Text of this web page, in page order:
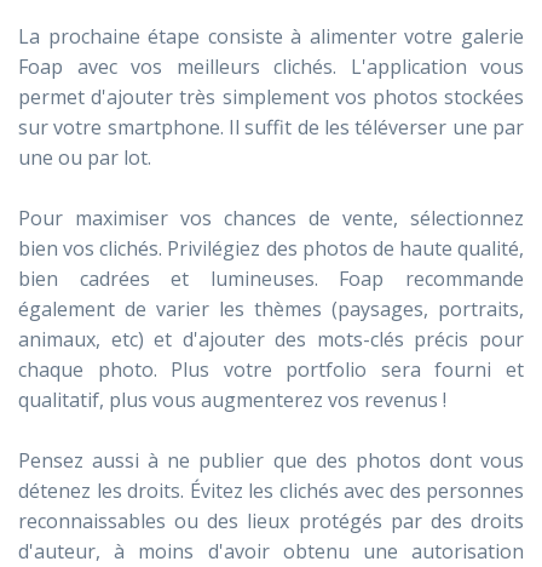
La prochaine étape consiste à alimenter votre galerie
Foap avec vos meilleurs clichés. L'application vous
permet d'ajouter très simplement vos photos stockées
sur votre smartphone. Il suffit de les téléverser une par
une ou par lot.
Pour maximiser vos chances de vente, sélectionnez
bien vos clichés. Privilégiez des photos de haute qualité,
bien cadrées et lumineuses. Foap recommande
également de varier les thèmes (paysages, portraits,
animaux, etc) et d'ajouter des mots-clés précis pour
chaque photo. Plus votre portfolio sera fourni et
qualitatif, plus vous augmenterez vos revenus !
Pensez aussi à ne publier que des photos dont vous
détenez les droits. Évitez les clichés avec des personnes
reconnaissables ou des lieux protégés par des droits
d'auteur, à moins d'avoir obtenu une autorisation